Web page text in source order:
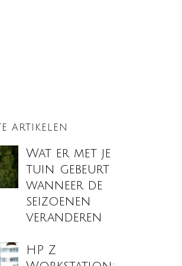
ARTIKELEN
Wat er met je
tuin gebeurt
wanneer de
seizoenen
veranderen
HP Z